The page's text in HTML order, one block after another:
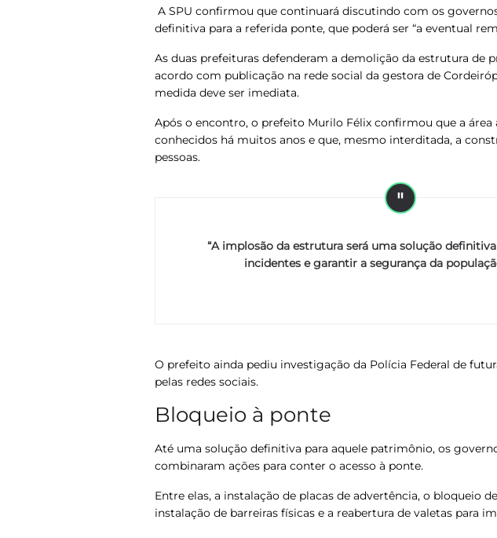
A SPU confirmou que continuará discutindo com os
definitiva para a referida ponte, que poderá ser “a eventual
As duas prefeituras defenderam a demolição da estrutura de
acordo com publicação na rede social da gestora de
medida deve ser imediata.
Após o encontro, o prefeito Murilo Félix confirmou que a área
conhecidos há muitos anos e que, mesmo interditada, a
pessoas.
“A implosão da estrutura será uma solução
incidentes e garantir a segurança da
O prefeito ainda pediu investigação da Polícia Federal de
pelas redes sociais.
Bloqueio à ponte
Até uma solução definitiva para aquele patrimônio, os
combinaram ações para conter o acesso à ponte.
Entre elas, a instalação de placas de advertência, o bloqueio
instalação de barreiras físicas e a reabertura de valetas para